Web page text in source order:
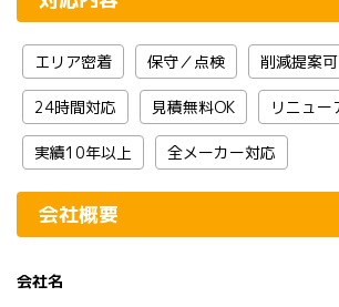
エリア密着 保守／点検 削減提案可
24時間対応 見積無料OK リニュー
実績10年以上 全メーカー対応
会社概要
会社名